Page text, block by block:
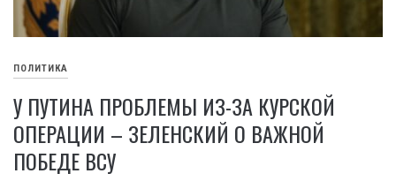
ПОЛИТИКА
У ПУТИНА ПРОБЛЕМЫ ИЗ-ЗА КУРСКОЙ
ОПЕРАЦИИ – ЗЕЛЕНСКИЙ О ВАЖНОЙ
ПОБЕДЕ ВСУ